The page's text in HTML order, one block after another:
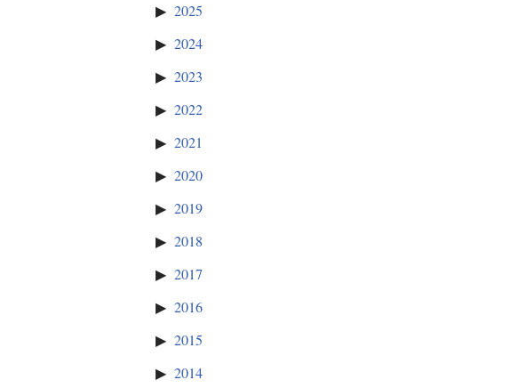
2025
2024
2023
2022
2021
2020
2019
2018
2017
2016
2015
2014